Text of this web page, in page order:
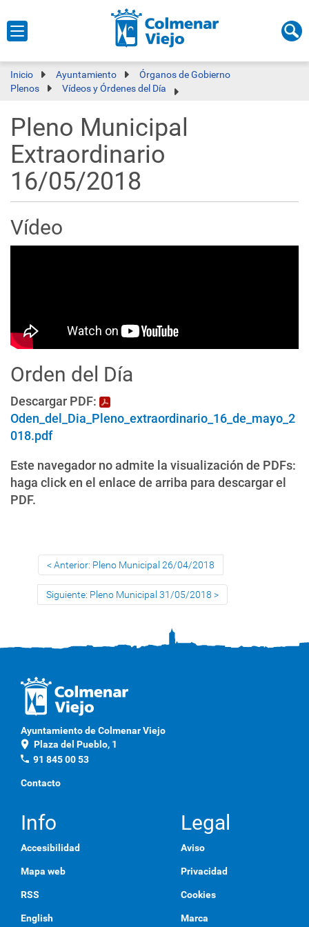
Inicio Ayuntamiento
Órganos de Gobierno
Plenos
Vídeos y Órdenes del Día
Pleno Municipal
Extraordinario
16/05/2018
Vídeo
Orden del Día
Descargar PDF:
Oden_del_Dia_Pleno_extraordinario_16_de_mayo_2
018.pdf
Este navegador no admite la visualización de PDFs:
haga click en el enlace de arriba para descargar el
PDF.
Anterior: Pleno Municipal 26/04/2018
Siguiente: Pleno Municipal 31/05/2018
Ayuntamiento de Colmenar Viejo
location_on Plaza del Pueblo, 1
phone 91 845 00 53
Contacto
Info
Accesibilidad
Mapa web
RSS
English
Legal
Aviso
Privacidad
Cookies
Marca